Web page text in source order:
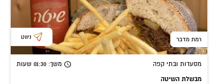
רמת מדבר ניווט
מסעדות ובתי קפה משך: 01:30 שעות
מבשלת השיטה